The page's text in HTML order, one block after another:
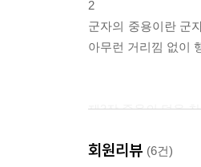
제26장 하늘의 도에
제27장 사람의 도에
제28장 사람의 도에
제31장 하늘의 도에
제33장 [중용]의 요체
2
군자의 중용이란 군
아무런 거리낌 없이
제3장 중용의 덕을
* 제2장에서는 소인
회원리뷰 (6건)